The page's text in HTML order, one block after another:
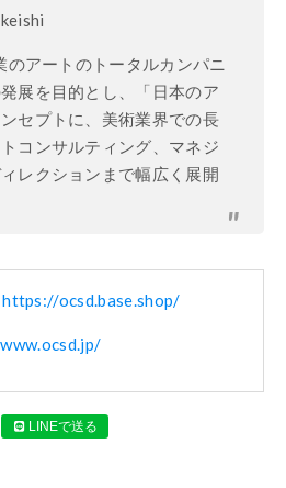
アートのトータルカンパニ
展を目的とし、「日本のア
セプトに、美術業界での長
コンサルティング、マネジ
レクションまで幅広く展開
https://ocsd.base.shop/
LINEで送る